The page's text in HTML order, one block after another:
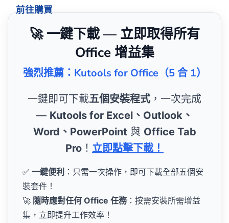
前往購買
🚀 一鍵下載 — 立即取得所有
Office 增益集
強烈推薦：Kutools for Office（5 合 1）
一鍵即可下載五個安裝程式 ，一次完成
— Kutools for Excel、Outlook、
Word、PowerPoint 與 Office Tab
Pro ！ 立即點擊下載！
✅ 一鍵便利 ：只需一次操作，即可下載全部五個安
裝套件！
🚀 隨時應對任何 Office 任務：按需安裝所需增益
集，立即提升工作效率！